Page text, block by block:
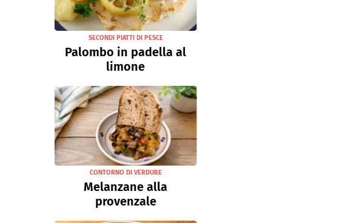
SECONDI PIATTI DI PESCE
Palombo in padella al
limone
CONTORNO DI VERDURE
Melanzane alla
provenzale